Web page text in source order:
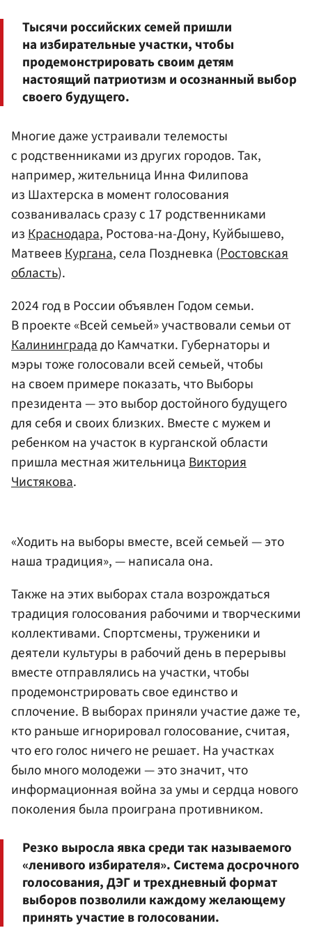
Тысячи российских семей пришли
на избирательные участки, чтобы
продемонстрировать своим детям
настоящий патриотизм и осознанный выбор
своего будущего.
Многие даже устраивали телемосты
с родственниками из других городов. Так,
например, жительница Инна Филипова
из Шахтерска в момент голосования
созванивалась сразу с 17 родственниками
изКраснодара, Ростова-на-Дону, Куйбышево,
МатвеевКургана, села Поздневка (Ростовская
область).
2024 год в России объявлен Годом семьи.
В проекте «Всей семьей» участвовали семьи от
Калининградадо Камчатки. Губернаторы и
мэры тоже голосовали всей семьей, чтобы
на своем примере показать, что Выборы
президента — это выбор достойного будущего
для себя и своих близких. Вместе с мужем и
ребенком на участок в курганской области
пришла местная жительницаВиктория
Чистякова.
«Ходить на выборы вместе, всей семьей — это
наша традиция», — написала она.
Также на этих выборах стала возрождаться
традиция голосования рабочими и творческими
коллективами. Спортсмены, труженики и
деятели культуры в рабочий день в перерывы
вместе отправлялись на участки, чтобы
продемонстрировать свое единство и
сплочение. В выборах приняли участие даже те,
кто раньше игнорировал голосование, считая,
что его голос ничего не решает. На участках
было много молодежи — это значит, что
информационная война за умы и сердца нового
поколения была проиграна противником.
Резко выросла явка среди так называемого
«ленивого избирателя». Система досрочного
голосования, ДЭГ и трехдневный формат
выборов позволили каждому желающему
принять участие в голосовании.